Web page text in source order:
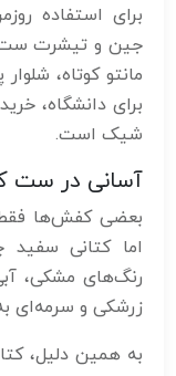
برای استفاده
جین و تیشرت ست
مانتو کوتاه،
برای دانشگاه،
شیک است.
آسانی در ست
بعضی کفش‌ها
اما کتانی
رنگ‌های مشکی،
زرشکی و سرمه‌ای
به همین دلیل،